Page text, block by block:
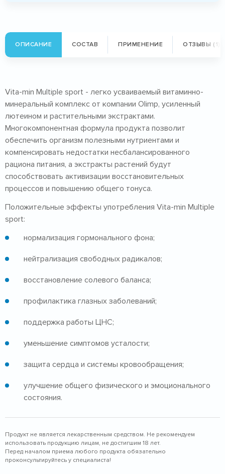
ОПИСАНИЕ СОСТАВ ПРИМЕНЕНИЕ ОТЗЫВЫ (1)
Vita-min Multiple sport - легко усваиваемый витаминно-
минеральный комплекс от компании Olimp, усиленный
лютеином и растительными экстрактами.
Многокомпонентная формула продукта позволит
обеспечить организм полезными нутриентами и
компенсировать недостатки несбалансированного
рациона питания, а экстракты растений будут
способствовать активизации восстановительных
процессов и повышению общего тонуса.
Положительные эффекты употребления Vita-min Multiple
sport:
нормализация гормонального фона;
нейтрализация свободных радикалов;
восстановление солевого баланса;
профилактика глазных заболеваний;
поддержка работы ЦНС;
уменьшение симптомов усталости;
защита сердца и системы кровообращения;
улучшение общего физического и эмоционального
состояния.
Продукт не является лекарственным средством. Не рекомендуем
использовать продукцию лицам, не достигшим 18 лет.
Перед началом приема любого продукта обязательно
проконсультируйтесь у специалиста!